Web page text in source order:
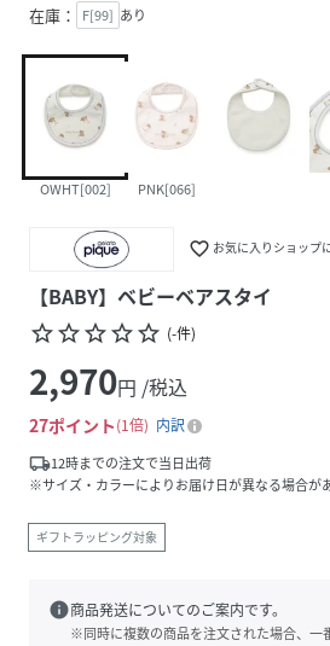
在庫： F[99] あり
OWHT[002] PNK[066]
favorite_border お気に入りショップ
【BABY】ベビーベアスタイ
star_borderstar_borderstar_borderstar_borderstar_border (-件)
2,970円 /税込
27ポイント 1倍
内訳
local_shipping12時までの注文で当日出荷
※サイズ・カラーによりお届け日が異なる場合が
ギフトラッピング対象
info商品発送についてのご案内です。
※同時に複数の商品を注文された場合、一